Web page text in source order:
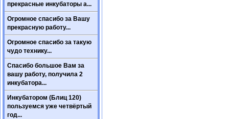
прекрасные инкубаторы а...
Огромное спасибо за Вашу
прекрасную работу...
Огромное спасибо за такую
чудо технику...
Спасибо большое Вам за
вашу работу, получила 2
инкубатора...
Инкубатором (Блиц 120)
пользуемся уже четвёртый
год...